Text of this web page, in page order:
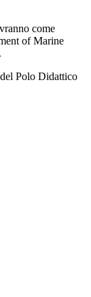
come
of Marine
Polo Didattico